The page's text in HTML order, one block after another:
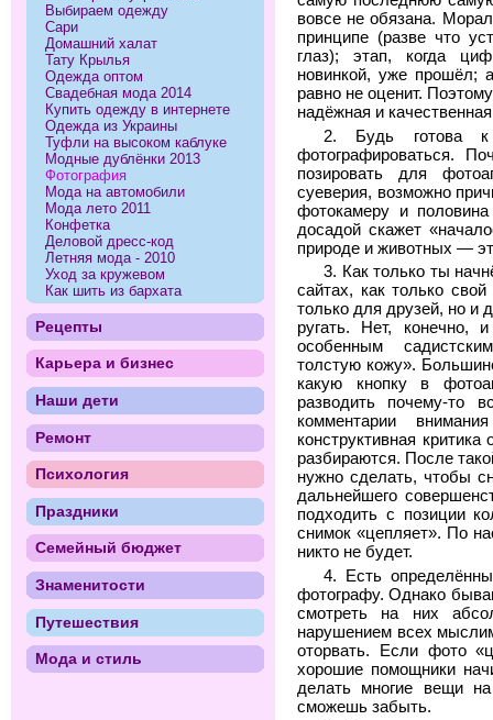
вовсе не обязана.
принципе (разве что
глаз); этап, когда
новинкой, уже прошёл;
равно не оценит.
надёжная и
2. Будь готова
фотографироваться.
позировать для
суеверия, возможно
фотокамеру и
досадой скажет
природе и животных —
3. Как только ты
сайтах, как только
только для друзей, но и
ругать. Нет, конечно,
особенным
толстую кожу».
какую кнопку в
разводить почему-то
комментарии
конструктивная
разбираются. После
нужно сделать, чтобы
дальнейшего
подходить с позиции
снимок «цепляет». По
никто не будет.
4. Есть
фотографу. Однако
смотреть на них
нарушением всех
оторвать. Если фото
хорошие помощники
делать многие вещи
сможешь забыть.
Выбираем одежду
Сари
Домашний халат
Тату Крылья
Одежда оптом
Свадебная мода 2014
Купить одежду в интернете
Одежда из Украины
Туфли на высоком каблуке
Модные дублёнки 2013
Фотография
Мода на автомобили
Мода лето 2011
Конфетка
Деловой дресс-код
Летняя мода - 2010
Уход за кружевом
Как шить из бархата
Рецепты
Карьера и бизнес
Наши дети
Ремонт
Психология
Праздники
Семейный бюджет
Знаменитости
Путешествия
Мода и стиль